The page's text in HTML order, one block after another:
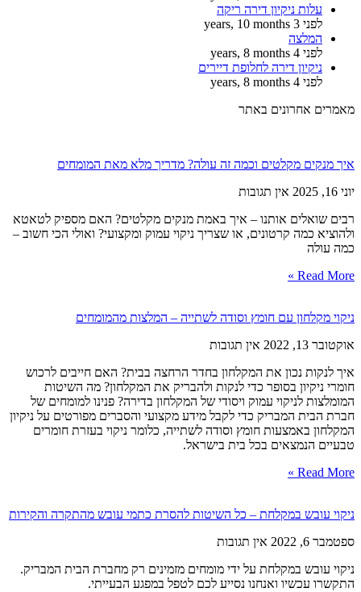
עלות ניקיון דירה ריקה
לפני 3 years, 10 months
המלצה
לפני 4 years, 8 months
ניקיון דירה לחלופת דיירים
לפני 4 years, 8 months
מאמרים אחרונים באתר
איך מנקים מקלטים וכמה זה עולה? מדריך מלא מאת המומחים
יוני 16, 2025
אין תגובות
רבים שואלים אותנו – איך באמת מנקים מקלטים? האם מספיק לטאטא
ולהוציא כמה קרטונים, או שצריך ניקוי עמוק ומקצועי? ואולי הכי חשוב –
כמה עולה
Read More »
ניקוי מקלחון עם חומץ וסודה לשתייה – המלצות מהמומחים
אוקטובר 13, 2022
אין תגובות
איך לנקות נכון את המקלחון בחדר הרחצה בבית? האם חייבים לרכוש
חומרי ניקיון בסופר כדי לנקות ולהבריק את המקלחון? מה השיטות
המומלצות לניקוי עמוק ויסודי של המקלחון בדירה? פנינו למומחים של
חברת הבית המבריק כדי לקבל מידע מקצועי והסברים מפורטים על ניקיון
המקלחון באמצעות חומץ וסודה לשתייה, כלומר ניקוי בעזרת חומרים
טבעיים הנמצאים בכל בית בישראל.
Read More »
ניקוי עובש במקלחת – כל השיטות להסרת כתמי עובש מהתקרה והקירות
ספטמבר 6, 2022
אין תגובות
ניקוי עובש במקלחת על ידי מומחים מזמינים רק מחברת הבית המבריק.
התקשרו עכשיו ואנחנו נסייע לכם לטפל במפגע הבעייתי.